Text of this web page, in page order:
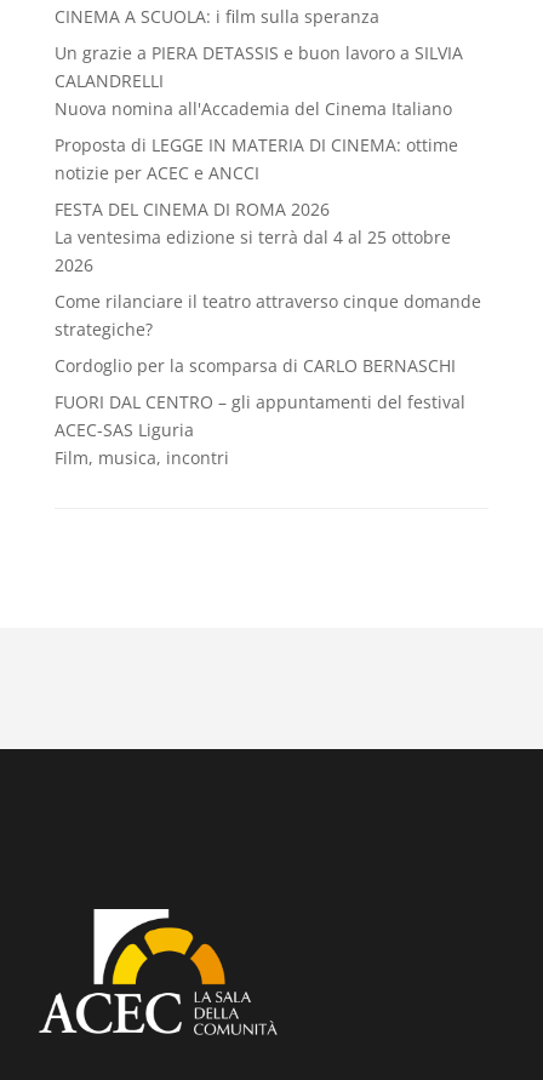
CINEMA A SCUOLA: i film sulla speranza
Un grazie a PIERA DETASSIS e buon lavoro a SILVIA
CALANDRELLI
Nuova nomina all'Accademia del Cinema Italiano
Proposta di LEGGE IN MATERIA DI CINEMA: ottime
notizie per ACEC e ANCCI
FESTA DEL CINEMA DI ROMA 2026
La ventesima edizione si terrà dal 4 al 25 ottobre
2026
Come rilanciare il teatro attraverso cinque domande
strategiche?
Cordoglio per la scomparsa di CARLO BERNASCHI
FUORI DAL CENTRO – gli appuntamenti del festival
ACEC-SAS Liguria
Film, musica, incontri